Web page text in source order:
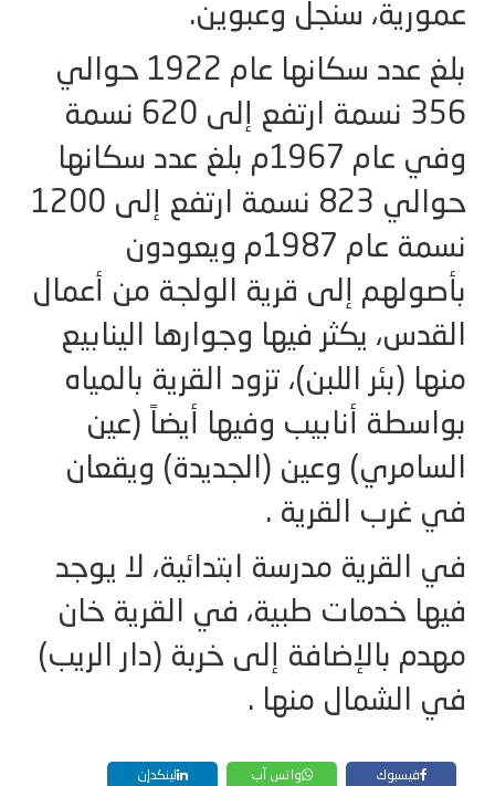
عمورية، سنجل وعبوين.
بلغ عدد سكانها عام 1922 حوالي
356 نسمة ارتفع إلى 620 نسمة
وفي عام 1967م بلغ عدد سكانها
حوالي 823 نسمة ارتفع إلى 1200
نسمة عام 1987م ويعودون
بأصولهم إلى قرية الولجة من أعمال
القدس، يكثر فيها وجوارها الينابيع
منها (بئر اللبن)، تزود القرية بالمياه
بواسطة أنابيب وفيها أيضاً (عين
السامري) وعين (الجديدة) ويقعان
في غرب القرية .
في القرية مدرسة ابتدائية، لا يوجد
فيها خدمات طبية، في القرية خان
مهدم بالإضافة إلى خربة (دار الريب)
في الشمال منها .
فيسبوك واتس آب لينكدإن